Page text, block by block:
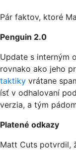
Pár faktov, ktoré
Penguin 2.0
Update s interným
rovnako ako jeho
taktiky vrátane
ísť v odhalovaní
verzia, a tým
Platené odkazy
Matt Cuts potvrdil,